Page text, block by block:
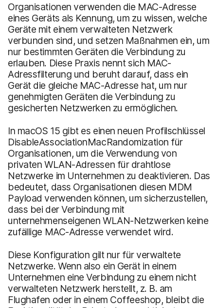
Organisationen verwenden die MAC-Adresse
eines Geräts als Kennung, um zu wissen, welche
Geräte mit einem verwalteten Netzwerk
verbunden sind, und setzen Maßnahmen ein, um
nur bestimmten Geräten die Verbindung zu
erlauben. Diese Praxis nennt sich MAC-
Adressfilterung und beruht darauf, dass ein
Gerät die gleiche MAC-Adresse hat, um nur
genehmigten Geräten die Verbindung zu
gesicherten Netzwerken zu ermöglichen.
In macOS 15 gibt es einen neuen Profilschlüssel
DisableAssociationMacRandomization für
Organisationen, um die Verwendung von
privaten WLAN-Adressen für drahtlose
Netzwerke im Unternehmen zu deaktivieren. Das
bedeutet, dass Organisationen diesen MDM
Payload verwenden können, um sicherzustellen,
dass bei der Verbindung mit
unternehmenseigenen WLAN-Netzwerken keine
zufällige MAC-Adresse verwendet wird.
Diese Konfiguration gilt nur für verwaltete
Netzwerke. Wenn also ein Gerät in einem
Unternehmen eine Verbindung zu einem nicht
verwalteten Netzwerk herstellt, z. B. am
Flughafen oder in einem Coffeeshop, bleibt die